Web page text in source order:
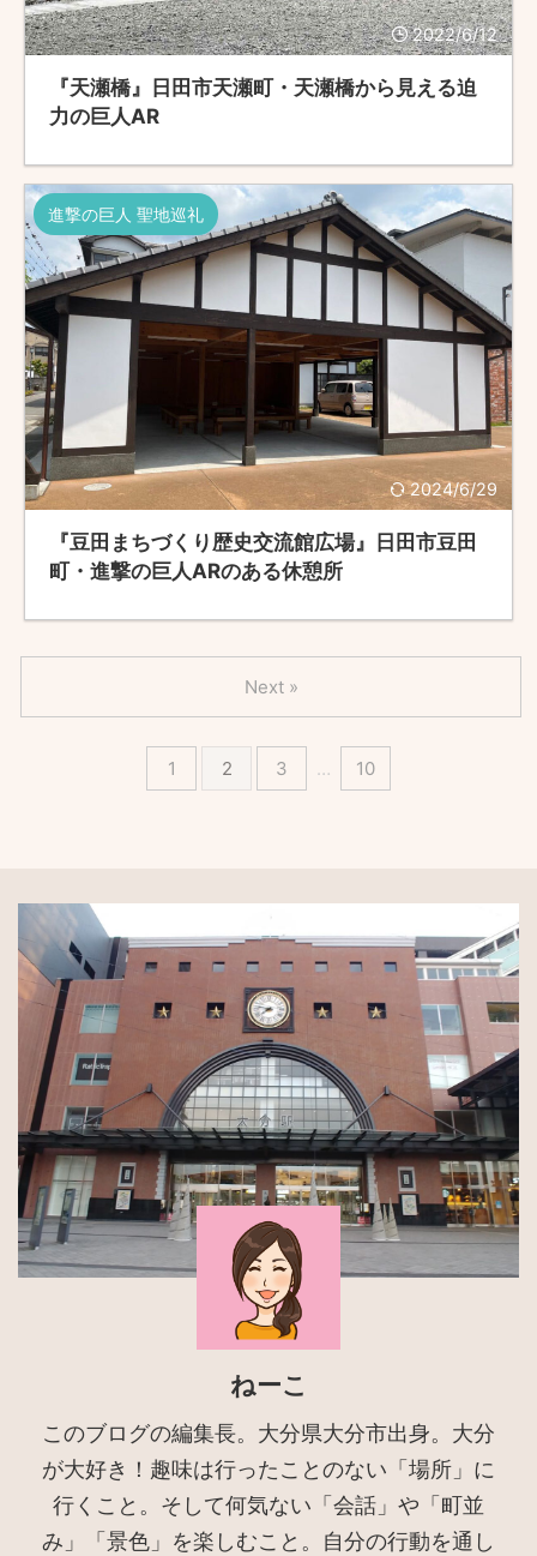
2022/6/12
『天瀬橋』日田市天瀬町・天瀬橋から見える迫
力の巨人AR
2024/6/29
進撃の巨人 聖地巡礼
『豆田まちづくり歴史交流館広場』日田市豆田
町・進撃の巨人ARのある休憩所
1 2 3 … 10
Next »
ねーこ
このブログの編集長。大分県大分市出身。大分
が大好き！趣味は行ったことのない「場所」に
行くこと。そして何気ない「会話」や「町並
み」「景色」を楽しむこと。自分の行動を通し